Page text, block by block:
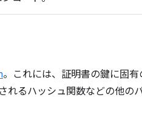
。これには、証明書の鍵に固
れるハッシュ関数などの他の